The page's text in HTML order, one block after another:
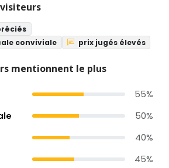
conviviale
prix jugés élevés
mentionnent le plus
55%
50%
40%
45%